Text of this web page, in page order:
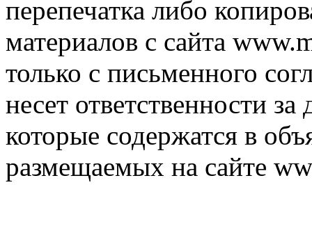
перепечатка либо
материалов с сайта
только с письменного
несет ответственности
которые содержатся в
размещаемых на сайте